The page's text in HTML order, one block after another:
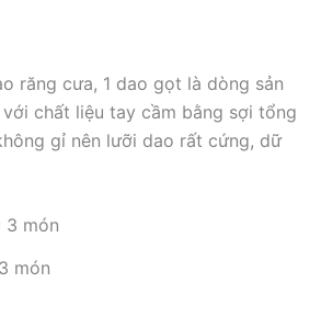
răng cưa, 1 dao gọt là dòng sản
chất liệu tay cầm bằng sợi tổng
gỉ nên lưỡi dao rất cứng, dữ
món